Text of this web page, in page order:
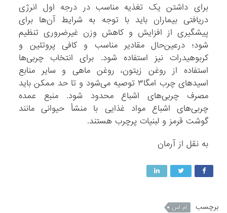
برای داشتن یک تغذیه مناسب در درجه اول انرژی
دریافتی بیماران باید با توجه به شرایط آن‌ها برای
پیشگیری از افزایش و کاهش وزن غیرضروری تنظیم
شود؛ درعین‌حال مقادیر مناسب و کافی پروتئین و
کربوهیدرات نیز استفاده شود. برای انتخاب چربی‌ها
استفاده از روغن زیتون، روغن ماهی و سایر منابع
اسیدهای چرب امگا۳ توصیه می‌شود و تا حد ممکن باید
مصرف چربی‌های اشباع محدود شود. منبع عمده
چربی‌های اشباع مواد غذایی با منشأ حیوانی مانند
گوشت قرمز و لبنیات پرچرب هستند.
به نقل از آرمان
برچسب ام اس